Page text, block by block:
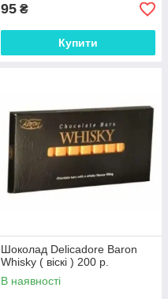
95 ₴
Купити
Шоколад Delicadore Baron
Whisky ( віскі ) 200 р.
В наявності